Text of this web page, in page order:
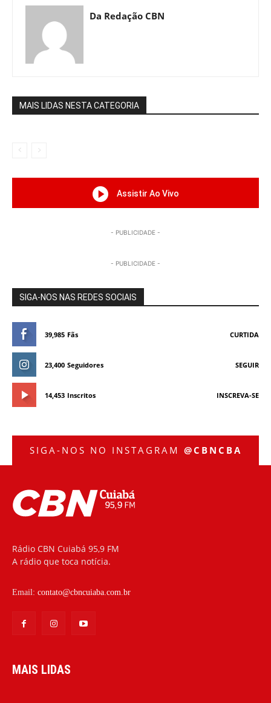
Da Redação CBN
MAIS LIDAS NESTA CATEGORIA
Assistir Ao Vivo
- PUBLICIDADE -
- PUBLICIDADE -
SIGA-NOS NAS REDES SOCIAIS
39,985 Fãs CURTIDA
23,400 Seguidores SEGUIR
14,453 Inscritos INSCREVA-SE
SIGA-NOS NO INSTAGRAM @CBNCBA
Rádio CBN Cuiabá 95,9 FM
A rádio que toca notícia.
Email: contato@cbncuiaba.com.br
MAIS LIDAS